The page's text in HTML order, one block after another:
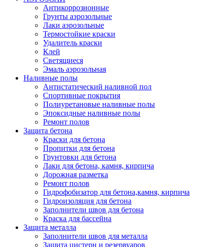
Антикоррозионные
Грунты аэрозольные
Лаки аэрозольные
Термостойкие краски
Удалитель краски
Клей
Светящиеся
Эмаль аэрозольная
Наливные полы
Антистатический наливной пол
Спортивные покрытия
Полиуретановые наливные полы
Эпоксидные наливные полы
Ремонт полов
Защита бетона
Краски для бетона
Пропитки для бетона
Грунтовки для бетона
Лаки для бетона, камня, кирпича
Дорожная разметка
Ремонт полов
Гидрофобизатор для бетона,камня, кирпича
Гидроизоляция для бетона
Заполнители швов для бетона
Краска для бассейна
Защита металла
Заполнители швов для металла
Защита цистерн и резервуаров